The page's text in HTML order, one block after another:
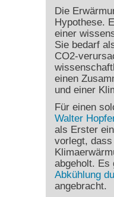
Die
Hypothese.
einer
Sie bedarf
CO2-
einen
und einer
Für einen
Walter
als Erster
vorlegt,
abgeholt. Es
Abkühlung
angebracht.